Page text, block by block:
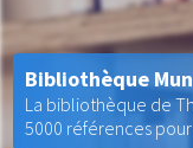
Bibliothèque
La bibliothèque de
5000 références